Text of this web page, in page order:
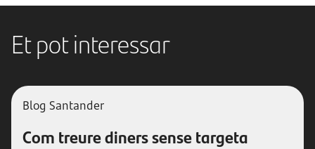
Et pot interessar
Blog Santander
Com treure diners sense targeta